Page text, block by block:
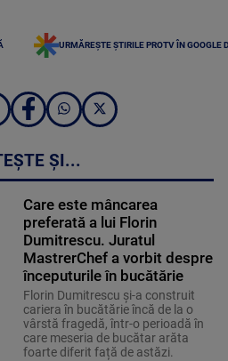
URMĂREȘTE ȘTIRILE PROTV ÎN GOOGLE
ȘI...
Care este mâncarea
preferată a lui Florin
Dumitrescu. Juratul
MastrerChef a vorbit despre
începuturile în bucătărie
Florin Dumitrescu și-a construit
cariera în bucătărie încă de la o
vârstă fragedă, într-o perioadă în
care meseria de bucătar arăta
foarte diferit față de astăzi.